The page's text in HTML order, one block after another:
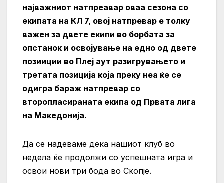
најважниот натпреавар оваа сезона со
екипата на КЛ 7, овој натпревар е толку
важен за двете екипи во борбата за
опстанок и освојување на едно од двете
позииции во Плеј аут разигрувањето и
третата позиција која преку неа ќе се
одигра бараж натпревар со
второпласираната екипа од Првата лига
на Македонија.
Да се надеваме дека нашиот клуб во
недела ќе продолжи со успешната игра и
освои нови три бода во Скопје.